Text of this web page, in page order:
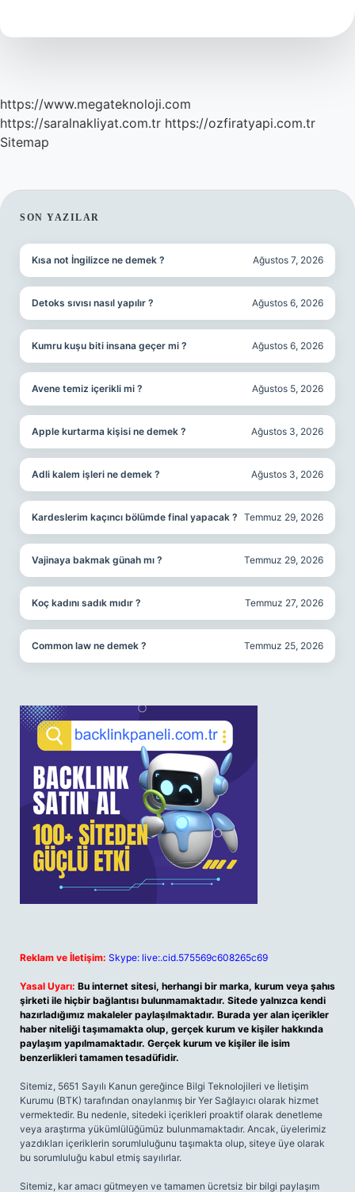
Ayrılır
https://www.megateknoloji.com
https://saralnakliyat.com.tr https://ozfiratyapi.com.tr
Sitemap
SIDEBAR
SON YAZILAR
Kısa not İngilizce ne demek ? Ağustos 7, 2026
Detoks sıvısı nasıl yapılır ? Ağustos 6, 2026
Kumru kuşu biti insana geçer mi ? Ağustos 6, 2026
Avene temiz içerikli mi ? Ağustos 5, 2026
Apple kurtarma kişisi ne demek ? Ağustos 3, 2026
Adli kalem işleri ne demek ? Ağustos 3, 2026
Kardeslerim kaçıncı bölümde final yapacak ? Temmuz 29, 2026
Vajinaya bakmak günah mı ? Temmuz 29, 2026
Koç kadını sadık mıdır ? Temmuz 27, 2026
Common law ne demek ? Temmuz 25, 2026
Reklam ve İletişim: Skype: live:.cid.575569c608265c69
Yasal Uyarı: Bu internet sitesi, herhangi bir marka, kurum veya şahıs
şirketi ile hiçbir bağlantısı bulunmamaktadır. Sitede yalnızca kendi
hazırladığımız makaleler paylaşılmaktadır. Burada yer alan içerikler
haber niteliği taşımamakta olup, gerçek kurum ve kişiler hakkında
paylaşım yapılmamaktadır. Gerçek kurum ve kişiler ile isim
benzerlikleri tamamen tesadüfidir.
Sitemiz, 5651 Sayılı Kanun gereğince Bilgi Teknolojileri ve İletişim
Kurumu (BTK) tarafından onaylanmış bir Yer Sağlayıcı olarak hizmet
vermektedir. Bu nedenle, sitedeki içerikleri proaktif olarak denetleme
veya araştırma yükümlülüğümüz bulunmamaktadır. Ancak, üyelerimiz
yazdıkları içeriklerin sorumluluğunu taşımakta olup, siteye üye olarak
bu sorumluluğu kabul etmiş sayılırlar.
Sitemiz, kar amacı gütmeyen ve tamamen ücretsiz bir bilgi paylaşım